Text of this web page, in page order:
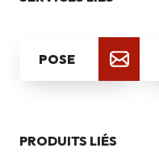
POSE
PRODUITS LIÉS